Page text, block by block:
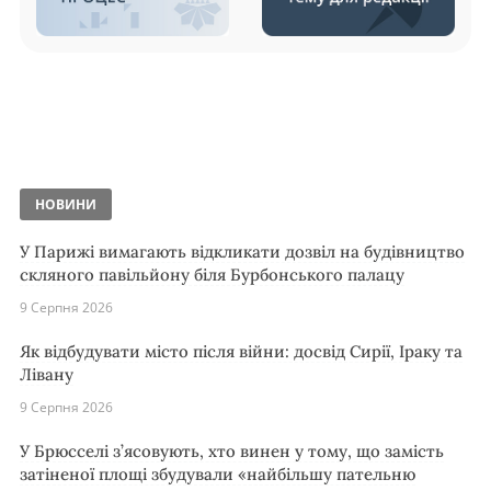
НОВИНИ
У Парижі вимагають відкликати дозвіл на будівництво
скляного павільйону біля Бурбонського палацу
9 Серпня 2026
Як відбудувати місто після війни: досвід Сирії, Іраку та
Лівану
9 Серпня 2026
У Брюсселі з’ясовують, хто винен у тому, що замість
затіненої площі збудували «найбільшу пательню